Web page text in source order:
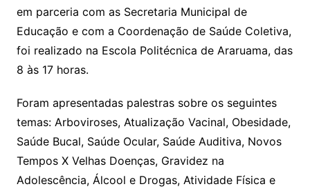
em parceria com as Secretaria Municipal de
Educação e com a Coordenação de Saúde Coletiva,
foi realizado na Escola Politécnica de Araruama, das
8 às 17 horas.
Foram apresentadas palestras sobre os seguintes
temas: Arboviroses, Atualização Vacinal, Obesidade,
Saúde Bucal, Saúde Ocular, Saúde Auditiva, Novos
Tempos X Velhas Doenças, Gravidez na
Adolescência, Álcool e Drogas, Atividade Física e